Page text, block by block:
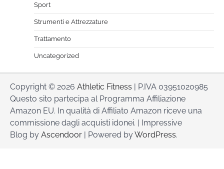
Sport
Strumenti e Attrezzature
Trattamento
Uncategorized
Copyright © 2026 Athletic Fitness | P.IVA 03951020985
Questo sito partecipa al Programma Affiliazione
Amazon EU. In qualità di Affiliato Amazon riceve una
commissione dagli acquisti idonei. | Impressive
Blog by Ascendoor | Powered byWordPress.